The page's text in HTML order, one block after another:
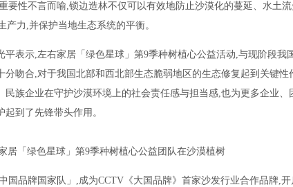
要性不言而喻,锁边造林不仅可以有效地防止沙漠化的蔓延、水土
产力,并保护当地生态系统的平衡。
平表示,左右家居「绿色星球」第9季种树植心公益活动,与现阶段我
分吻合,对于我国北部和西北部生态脆弱地区的生态修复起到关键性
民族企业在守护沙漠环境上的社会责任感与担当感,也为更多企业、
到了先锋带头作用。
居「绿色星球」第9季种树植心公益团队在沙漠植树
国品牌国家队」,成为CCTV《大国品牌》首家沙发行业合作品牌,